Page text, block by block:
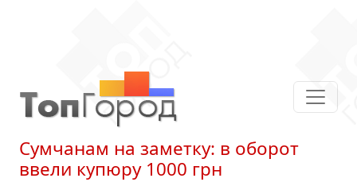
Сумчанам на заметку: в оборот
ввели купюру 1000 грн